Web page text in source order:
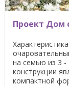
Проект Дом
на семью из 3 -
конструкции
компактной